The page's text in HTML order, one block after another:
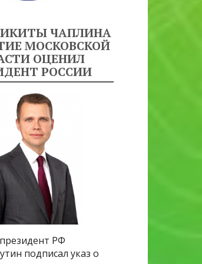
ЧАПЛИНА
МОСКОВСКОЙ
ОЦЕНИЛ
РОССИИ
РФ
подписал указ о